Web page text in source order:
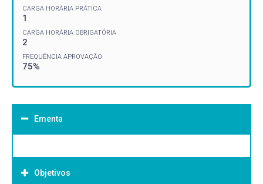
CARGA HORÁRIA PRÁTICA
1
CARGA HORÁRIA OBRIGATÓRIA
2
FREQUÊNCIA APROVAÇÃO
75%
Ementa
Objetivos